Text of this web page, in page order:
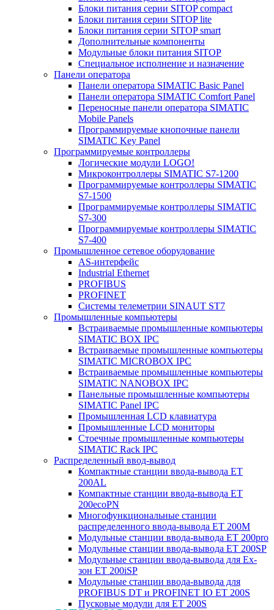
Блоки питания серии SITOP compact
Блоки питания серии SITOP lite
Блоки питания серии SITOP smart
Дополнительные компоненты
Модульные блоки питания SITOP
Специальное исполнение и назначение
Панели оператора
Панели оператора SIMATIC Basic Panel
Панели оператора SIMATIC Comfort Panel
Переносные панели оператора SIMATIC
Mobile Panels
Программируемые кнопочные панели
SIMATIC Key Panel
Программируемые контроллеры
Логические модули LOGO!
Микроконтроллеры SIMATIC S7-1200
Программируемые контроллеры SIMATIC
S7-1500
Программируемые контроллеры SIMATIC
S7-300
Программируемые контроллеры SIMATIC
S7-400
Промышленное сетевое оборудование
AS-интерфейс
Industrial Ethernet
PROFIBUS
PROFINET
Системы телеметрии SINAUT ST7
Промышленные компьютеры
Встраиваемые промышленные компьютеры
SIMATIC BOX IPC
Встраиваемые промышленные компьютеры
SIMATIC MICROBOX IPC
Встраиваемые промышленные компьютеры
SIMATIC NANOBOX IPC
Панельные промышленные компьютеры
SIMATIC Panel IPC
Промышленная LCD клавиатура
Промышленные LCD мониторы
Стоечные промышленные компьютеры
SIMATIC Rack IPC
Распределенный ввод-вывод
Компактные станции ввода-вывода ET
200AL
Компактные станции ввода-вывода ET
200ecoPN
Многофункциональные станции
распределенного ввода-вывода ET 200M
Модульные станции ввода-вывода ET 200pro
Модульные станции ввода-вывода ET 200SP
Модульные станции ввода-вывода для Ex-
зон ET 200iSP
Модульные станции ввода-вывода для
PROFIBUS DT и PROFINET IO ET 200S
Пусковые модули для ET 200S